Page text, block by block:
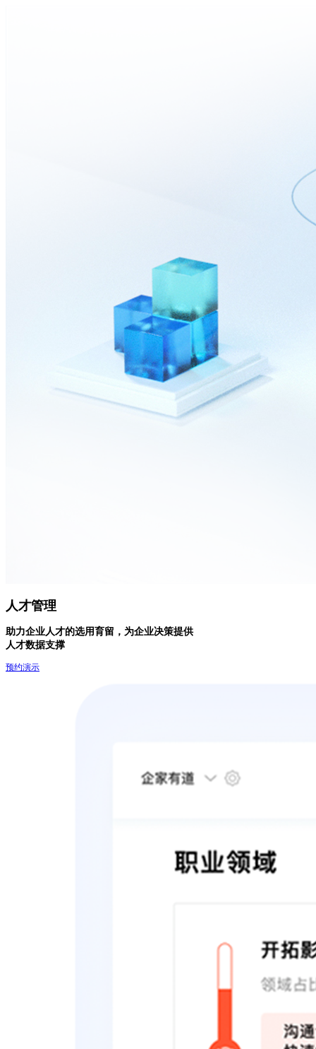
人才管理
助力企业人才的选用育留，为企业决策提供
人才数据支撑
预约演示